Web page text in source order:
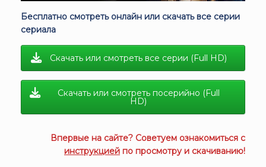
Бесплатно смотреть онлайн или скачать все серии
сериала
Скачать или смотреть все серии (Full HD)
Скачать или смотреть посерийно (Full
HD)
Впервые на сайте? Советуем ознакомиться с
инструкцией по просмотру и скачиванию!